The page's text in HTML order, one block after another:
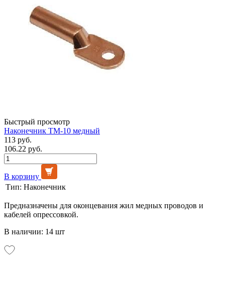
Быстрый просмотр
Наконечник ТМ-10 медный
113 руб.
106.22 руб.
В корзину
Тип: Наконечник
Предназначены для оконцевания жил медных проводов и
кабелей опрессовкой.
В наличии: 14 шт